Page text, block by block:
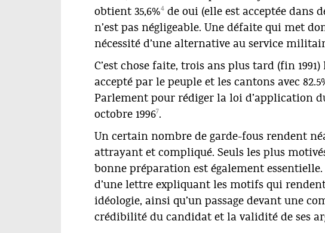
obtient 35,6%4 de oui (elle est acceptée dans
n’est pas négligeable. Une défaite qui met
nécessité d’une alternative au service
C’est chose faite, trois ans plus tard (fin
accepté par le peuple et les cantons avec
Parlement pour rédiger la loi d’application
octobre 19967.
Un certain nombre de garde-fous rendent
attrayant et compliqué. Seuls les plus
bonne préparation est également
d’une lettre expliquant les motifs qui
idéologie, ainsi qu’un passage devant une
crédibilité du candidat et la validité de ses